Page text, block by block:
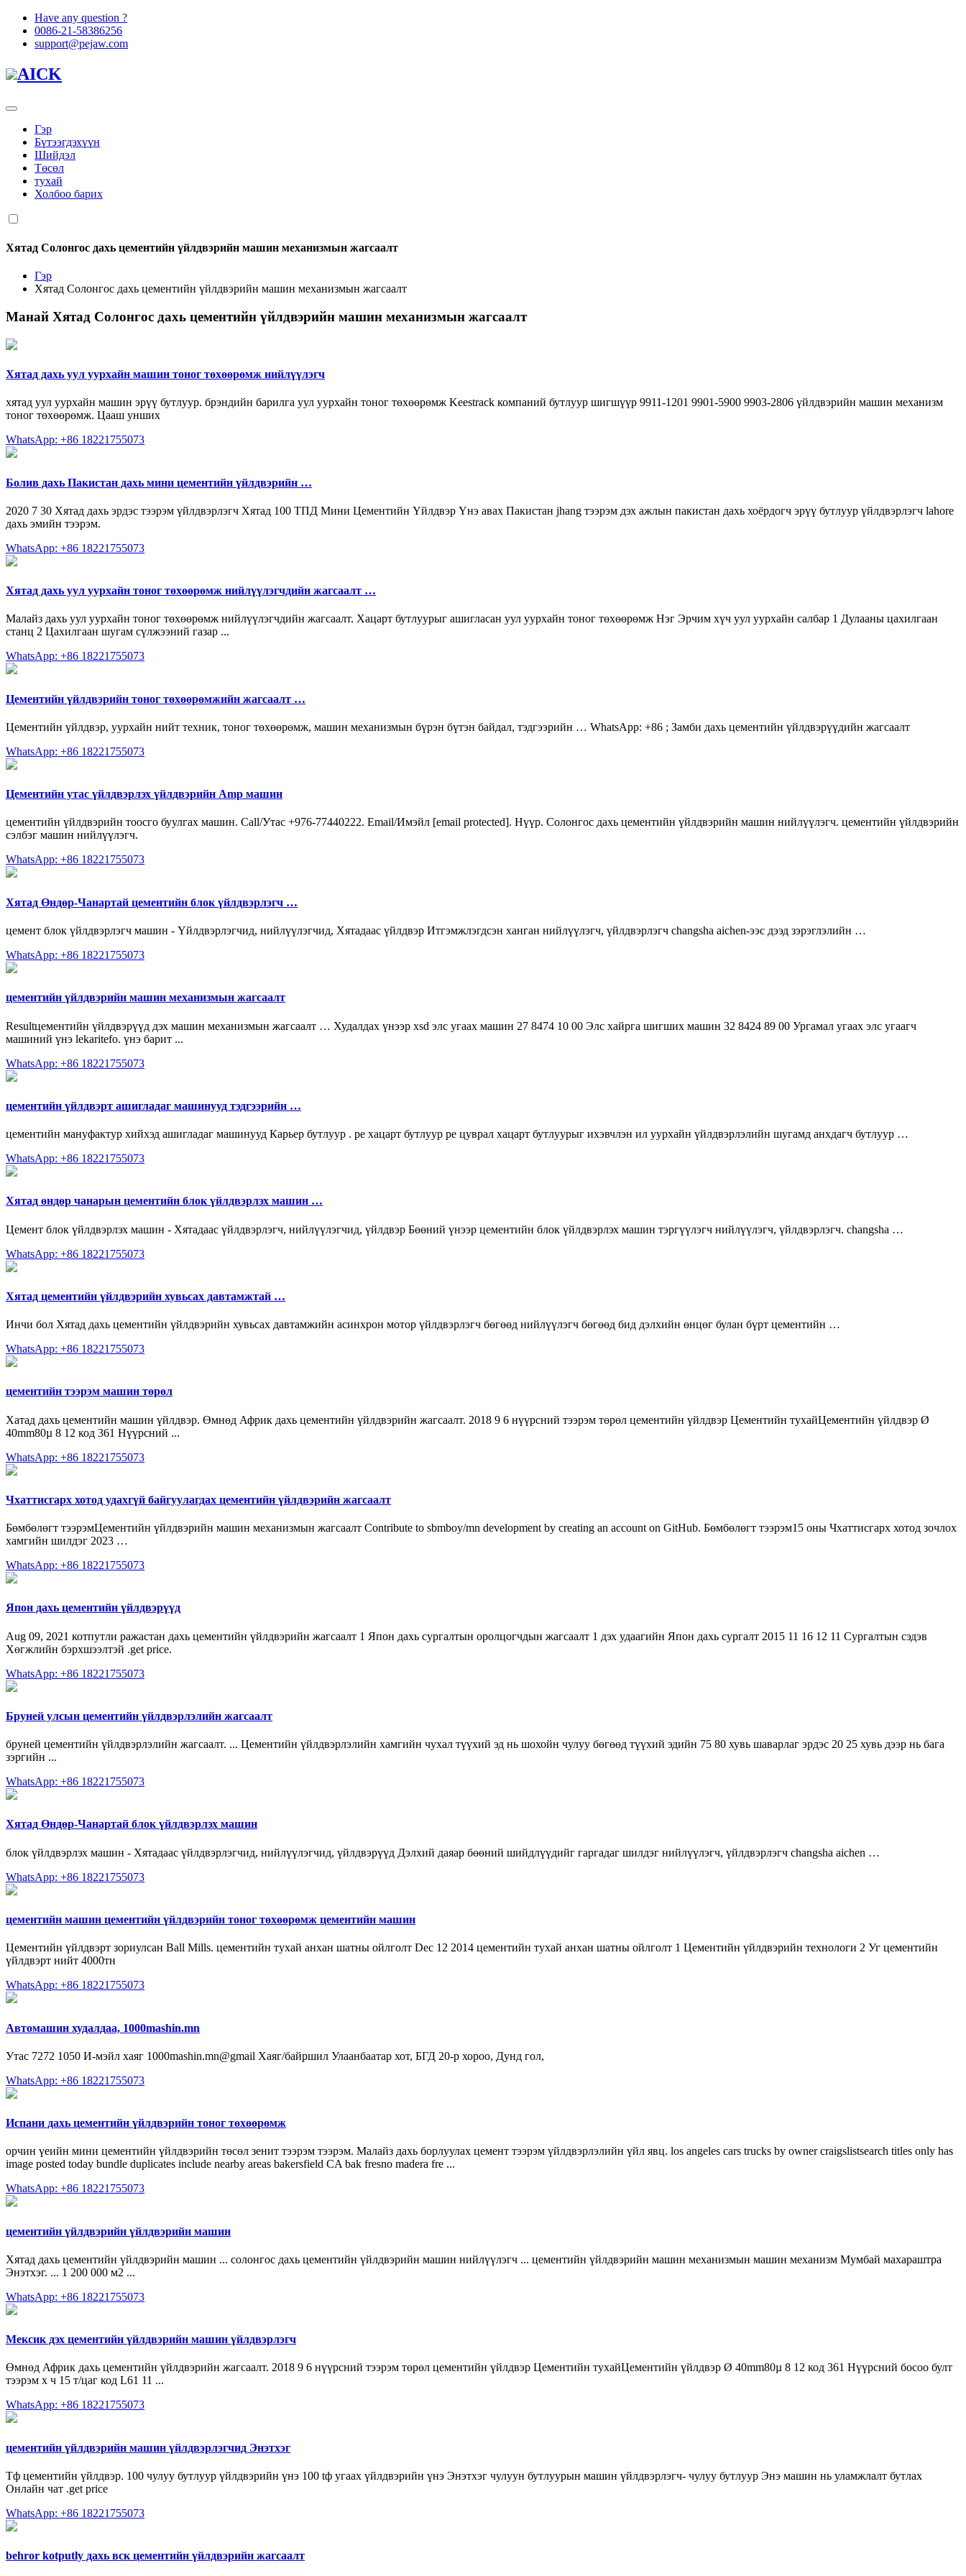
Have any question ?
0086-21-58386256
support@pejaw.com
AICK
Гэр
Бүтээгдэхүүн
Шийдэл
Төсөл
тухай
Холбоо барих
Хятад Солонгос дахь цементийн үйлдвэрийн машин механизмын жагсаалт
Гэр
Хятад Солонгос дахь цементийн үйлдвэрийн машин механизмын жагсаалт
Манай Хятад Солонгос дахь цементийн үйлдвэрийн машин механизмын жагсаалт
Хятад дахь уул уурхайн машин тоног төхөөрөмж нийлүүлэгч
хятад уул уурхайн машин эрүү бутлуур. брэндийн барилга уул уурхайн тоног төхөөрөмж Keestrack компаний бутлуур шигшүүр 9911-1201 9901-5900 9903-2806 үйлдвэрийн машин механизм
тоног төхөөрөмж. Цааш унших
WhatsApp: +86 18221755073
Болив дахь Пакистан дахь мини цементийн үйлдвэрийн …
2020 7 30 Хятад дахь эрдэс тээрэм үйлдвэрлэгч Хятад 100 ТПД Мини Цементийн Үйлдвэр Үнэ авах Пакистан jhang тээрэм дэх ажлын пакистан дахь хоёрдогч эрүү бутлуур үйлдвэрлэгч lahore
дахь эмийн тээрэм.
WhatsApp: +86 18221755073
Хятад дахь уул уурхайн тоног төхөөрөмж нийлүүлэгчдийн жагсаалт …
Малайз дахь уул уурхайн тоног төхөөрөмж нийлүүлэгчдийн жагсаалт. Хацарт бутлуурыг ашигласан уул уурхайн тоног төхөөрөмж Нэг Эрчим хүч уул уурхайн салбар 1 Дулааны цахилгаан
станц 2 Цахилгаан шугам сүлжээний газар ...
WhatsApp: +86 18221755073
Цементийн үйлдвэрийн тоног төхөөрөмжийн жагсаалт …
Цементийн үйлдвэр, уурхайн нийт техник, тоног төхөөрөмж, машин механизмын бүрэн бүтэн байдал, тэдгээрийн … WhatsApp: +86 ; Замби дахь цементийн үйлдвэрүүдийн жагсаалт
WhatsApp: +86 18221755073
Цементийн утас үйлдвэрлэх үйлдвэрийн Amp машин
цементийн үйлдвэрийн тоосго буулгах машин. Call/Утас +976-77440222. Email/Имэйл [email protected]. Нүүр. Солонгос дахь цементийн үйлдвэрийн машин нийлүүлэгч. цементийн үйлдвэрийн
сэлбэг машин нийлүүлэгч.
WhatsApp: +86 18221755073
Хятад Өндөр-Чанартай цементийн блок үйлдвэрлэгч …
цемент блок үйлдвэрлэгч машин - Үйлдвэрлэгчид, нийлүүлэгчид, Хятадаас үйлдвэр Итгэмжлэгдсэн ханган нийлүүлэгч, үйлдвэрлэгч changsha aichen-ээс дээд зэрэглэлийн …
WhatsApp: +86 18221755073
цементийн үйлдвэрийн машин механизмын жагсаалт
Resultцементийн үйлдвэрүүд дэх машин механизмын жагсаалт … Худалдах үнээр xsd элс угаах машин 27 8474 10 00 Элс хайрга шигших машин 32 8424 89 00 Ургамал угаах элс угаагч
машиний үнэ lekaritefo. үнэ барит ...
WhatsApp: +86 18221755073
цементийн үйлдвэрт ашигладаг машинууд тэдгээрийн …
цементийн мануфактур хийхэд ашигладаг машинууд Карьер бутлуур . pe хацарт бутлуур pe цуврал хацарт бутлуурыг ихэвчлэн ил уурхайн үйлдвэрлэлийн шугамд анхдагч бутлуур …
WhatsApp: +86 18221755073
Хятад өндөр чанарын цементийн блок үйлдвэрлэх машин …
Цемент блок үйлдвэрлэх машин - Хятадаас үйлдвэрлэгч, нийлүүлэгчид, үйлдвэр Бөөний үнээр цементийн блок үйлдвэрлэх машин тэргүүлэгч нийлүүлэгч, үйлдвэрлэгч. changsha …
WhatsApp: +86 18221755073
Хятад цементийн үйлдвэрийн хувьсах давтамжтай …
Инчи бол Хятад дахь цементийн үйлдвэрийн хувьсах давтамжийн асинхрон мотор үйлдвэрлэгч бөгөөд нийлүүлэгч бөгөөд бид дэлхийн өнцөг булан бүрт цементийн …
WhatsApp: +86 18221755073
цементийн тээрэм машин төрөл
Хатад дахь цементийн машин үйлдвэр. Өмнөд Африк дахь цементийн үйлдвэрийн жагсаалт. 2018 9 6 нүүрсний тээрэм төрөл цементийн үйлдвэр Цементийн тухайЦементийн үйлдвэр Ø
40mm80µ 8 12 код 361 Нүүрсний ...
WhatsApp: +86 18221755073
Чхаттисгарх хотод удахгүй байгуулагдах цементийн үйлдвэрийн жагсаалт
Бөмбөлөгт тээрэмЦементийн үйлдвэрийн машин механизмын жагсаалт Contribute to sbmboy/mn development by creating an account on GitHub. Бөмбөлөгт тээрэм15 оны Чхаттисгарх хотод зочлох
хамгийн шилдэг 2023 …
WhatsApp: +86 18221755073
Япон дахь цементийн үйлдвэрүүд
Aug 09, 2021 котпутли ражастан дахь цементийн үйлдвэрийн жагсаалт 1 Япон дахь сургалтын оролцогчдын жагсаалт 1 дэх удаагийн Япон дахь сургалт 2015 11 16 12 11 Сургалтын сэдэв
Хөгжлийн бэрхшээлтэй .get price.
WhatsApp: +86 18221755073
Бруней улсын цементийн үйлдвэрлэлийн жагсаалт
бруней цементийн үйлдвэрлэлийн жагсаалт. ... Цементийн үйлдвэрлэлийн хамгийн чухал түүхий эд нь шохойн чулуу бөгөөд түүхий эдийн 75 80 хувь шаварлаг эрдэс 20 25 хувь дээр нь бага
зэргийн ...
WhatsApp: +86 18221755073
Хятад Өндөр-Чанартай блок үйлдвэрлэх машин
блок үйлдвэрлэх машин - Хятадаас үйлдвэрлэгчид, нийлүүлэгчид, үйлдвэрүүд Дэлхий даяар бөөний шийдлүүдийг гаргадаг шилдэг нийлүүлэгч, үйлдвэрлэгч changsha aichen …
WhatsApp: +86 18221755073
цементийн машин цементийн үйлдвэрийн тоног төхөөрөмж цементийн машин
Цементийн үйлдвэрт зориулсан Ball Mills. цементийн тухай анхан шатны ойлголт Dec 12 2014 цементийн тухай анхан шатны ойлголт 1 Цементийн үйлдвэрийн технологи 2 Уг цементийн
үйлдвэрт нийт 4000тн
WhatsApp: +86 18221755073
Автомашин худалдаа, 1000mashin.mn
Утас 7272 1050 И-мэйл хаяг 1000mashin.mn@gmail Хаяг/байршил Улаанбаатар хот, БГД 20-р хороо, Дунд гол,
WhatsApp: +86 18221755073
Испани дахь цементийн үйлдвэрийн тоног төхөөрөмж
орчин үеийн мини цементийн үйлдвэрийн төсөл зенит тээрэм тээрэм. Малайз дахь борлуулах цемент тээрэм үйлдвэрлэлийн үйл явц. los angeles cars trucks by owner craigslistsearch titles only has
image posted today bundle duplicates include nearby areas bakersfield CA bak fresno madera fre ...
WhatsApp: +86 18221755073
цементийн үйлдвэрийн үйлдвэрийн машин
Хятад дахь цементийн үйлдвэрийн машин ... солонгос дахь цементийн үйлдвэрийн машин нийлүүлэгч ... цементийн үйлдвэрийн машин механизмын машин механизм Мумбай махараштра
Энэтхэг. ... 1 200 000 м2 ...
WhatsApp: +86 18221755073
Мексик дэх цементийн үйлдвэрийн машин үйлдвэрлэгч
Өмнөд Африк дахь цементийн үйлдвэрийн жагсаалт. 2018 9 6 нүүрсний тээрэм төрөл цементийн үйлдвэр Цементийн тухайЦементийн үйлдвэр Ø 40mm80µ 8 12 код 361 Нүүрсний босоо булт
тээрэм х ч 15 т/цаг код L61 11 ...
WhatsApp: +86 18221755073
цементийн үйлдвэрийн машин үйлдвэрлэгчид Энэтхэг
Tф цементийн үйлдвэр. 100 чулуу бутлуур үйлдвэрийн үнэ 100 tф угаах үйлдвэрийн үнэ Энэтхэг чулуун бутлуурын машин үйлдвэрлэгч- чулуу бутлуур Энэ машин нь уламжлалт бутлах
Онлайн чат .get price
WhatsApp: +86 18221755073
behror kotputly дахь вск цементийн үйлдвэрийн жагсаалт